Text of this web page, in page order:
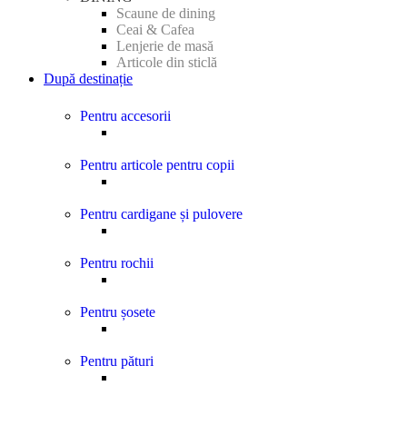
Scaune de dining
Ceai & Cafea
Lenjerie de masă
Articole din sticlă
După destinație
Pentru accesorii
Pentru articole pentru copii
Pentru cardigane și pulovere
Pentru rochii
Pentru șosete
Pentru pături